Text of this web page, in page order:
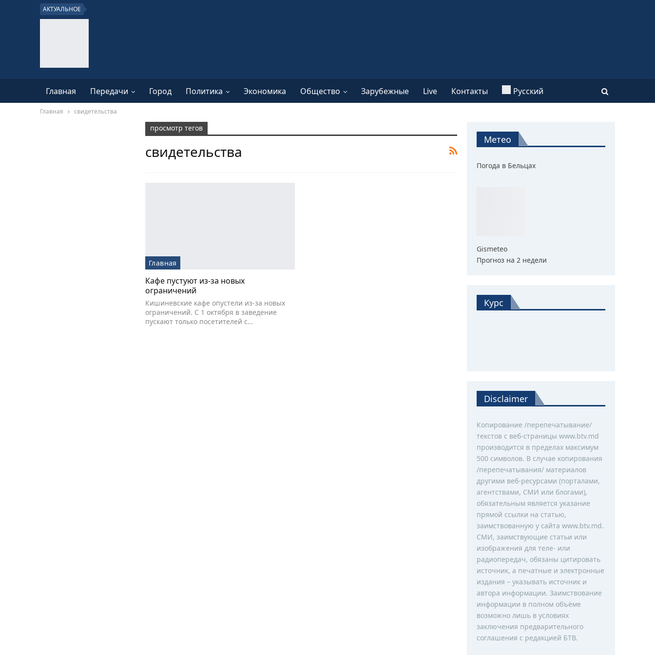
АКТУАЛЬНОЕ
Главная Передачи Город Политика Экономика Общество Зарубежные Live Контакты Русский
Главная свидетельства
просмотр тегов
свидетельства
Главная
Кафе пустуют из-за новых
ограничений
Кишиневские кафе опустели из-за новых
ограничений. С 1 октября в заведение
пускают только посетителей с…
Метео
Погода в Бельцах
Gismeteo
Прогноз на 2 недели
Курс
Disclaimer
Копирование /перепечатывание/
текстов с веб-страницы www.btv.md
производится в пределах максимум
500 символов. В случае копирования
/перепечатывания/ материалов
другими веб-ресурсами (порталами,
агентствами, СМИ или блогами),
обязательным является указание
прямой ссылки на статью,
заимствованную у сайта www.btv.md.
СМИ, заимствующие статьи или
изображения для теле- или
радиопередач, обязаны цитировать
источник, а печатные и электронные
издания – указывать источник и
автора информации. Заимствование
информации в полном объёме
возможно лишь в условиях
заключения предварительного
соглашения с редакцией БТВ.